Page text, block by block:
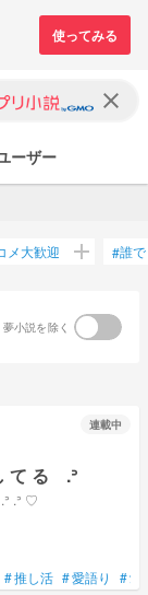
clear
ーザー
メ大歓迎 add #誰
夢小説を除く
連載中
て る .ᐣ
.ᐣ ♡
#推し活 #愛語り #愛